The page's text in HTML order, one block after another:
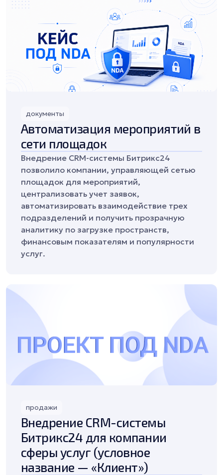
документы
Автоматизация мероприятий в
сети площадок
Внедрение CRM-системы Битрикс24
позволило компании, управляющей сетью
площадок для мероприятий,
централизовать учет заявок,
автоматизировать взаимодействие трех
подразделений и получить прозрачную
аналитику по загрузке пространств,
финансовым показателям и популярности
услуг.
продажи
Внедрение CRM-системы
Битрикс24 для компании
сферы услуг (условное
название — «Клиент»)